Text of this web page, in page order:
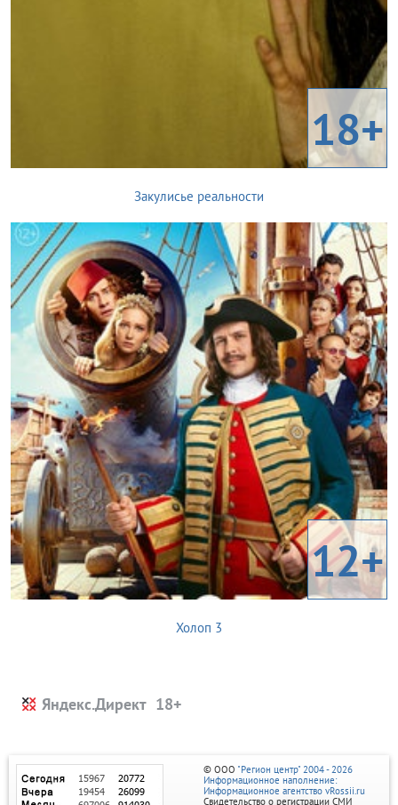
18+
Закулисье реальности
12+
Холоп 3
Яндекс.Директ
© ООО "Регион центр" 2004 - 2026
Информационное наполнение:
Информационное агентство vRossii.ru
Свидетельство о регистрации СМИ